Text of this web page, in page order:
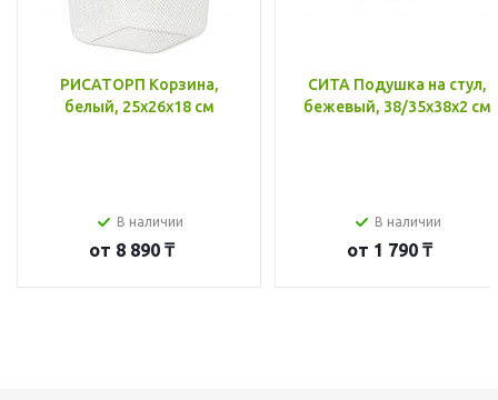
РИСАТОРП Корзина,
белый, 25x26x18 см
В наличии
от 8 890 ₸
СИТА Подушка на стул,
бежевый, 38/35x38x2 см
В наличии
от 1 790 ₸